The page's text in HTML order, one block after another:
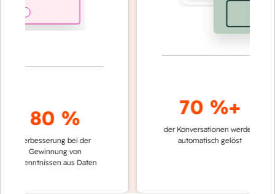
80 %
Verbesserung bei der
Gewinnung von
aus Daten
70 %+
der Konversationen werden
automatisch gelöst